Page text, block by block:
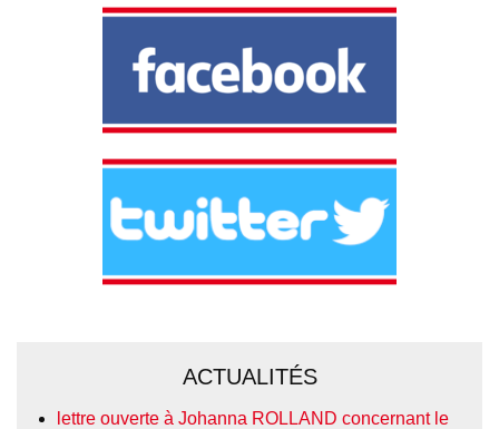
ACTUALITÉS
lettre ouverte à Johanna ROLLAND concernant le